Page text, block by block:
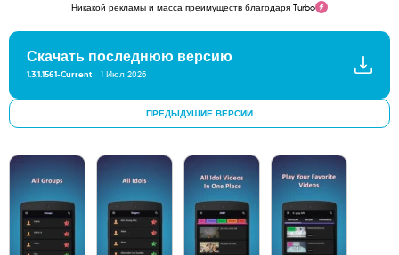
Никакой рекламы и масса преимуществ благодаря Turbo
Скачать последнюю версию
1.3.1.1561-Current 1 Июл 2026
ПРЕДЫДУЩИЕ ВЕРСИИ